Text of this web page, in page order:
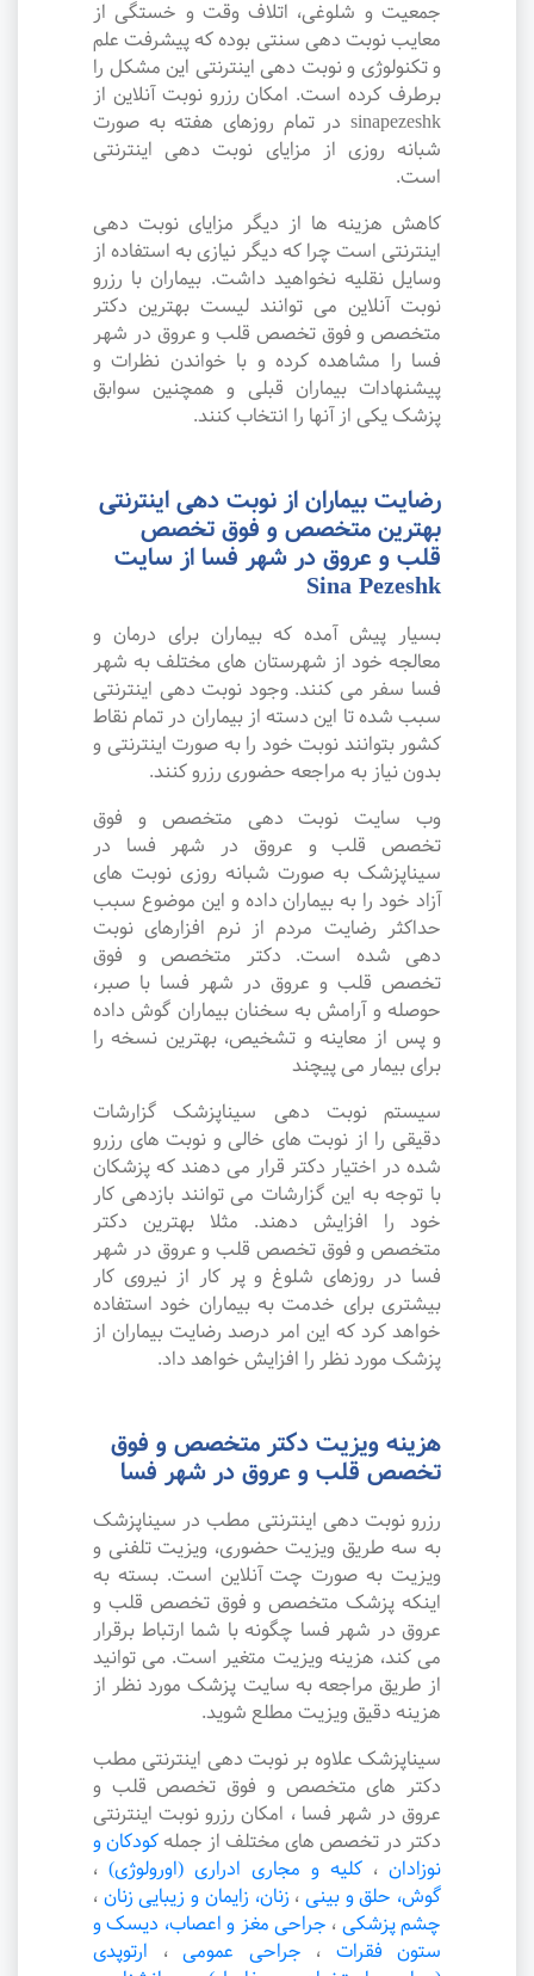
جمعیت و شلوغی، اتلاف وقت و خستگی از
معایب نوبت دهی سنتی بوده که پیشرفت علم
و تکنولوژی و نوبت دهی اینترنتی این مشکل را
برطرف کرده است. امکان رزرو نوبت آنلاین از
sinapezeshk در تمام روزهای هفته به صورت
شبانه روزی از مزایای نوبت دهی اینترنتی
است.
کاهش هزینه ها از دیگر مزایای نوبت دهی
اینترنتی است چرا که دیگر نیازی به استفاده از
وسایل نقلیه نخواهید داشت. بیماران با رزرو
نوبت آنلاین می توانند لیست بهترین دکتر
متخصص و فوق تخصص قلب و عروق در شهر
فسا را مشاهده کرده و با خواندن نظرات و
پیشنهادات بیماران قبلی و همچنین سوابق
پزشک یکی از آنها را انتخاب کنند.
رضایت بیماران از نوبت دهی اینترنتی
بهترین متخصص و فوق تخصص
قلب و عروق در شهر فسا از سایت
Sina Pezeshk
بسیار پیش آمده که بیماران برای درمان و
معالجه خود از شهرستان های مختلف به شهر
فسا سفر می کنند. وجود نوبت دهی اینترنتی
سبب شده تا این دسته از بیماران در تمام نقاط
کشور بتوانند نوبت خود را به صورت اینترنتی و
بدون نیاز به مراجعه حضوری رزرو کنند.
وب سایت نوبت دهی متخصص و فوق
تخصص قلب و عروق در شهر فسا در
سیناپزشک به صورت شبانه روزی نوبت های
آزاد خود را به بیماران داده و این موضوع سبب
حداکثر رضایت مردم از نرم افزارهای نوبت
دهی شده است. دکتر متخصص و فوق
تخصص قلب و عروق در شهر فسا با صبر،
حوصله و آرامش به سخنان بیماران گوش داده
و پس از معاینه و تشخیص، بهترین نسخه را
برای بیمار می پیچند
سیستم نوبت دهی سیناپزشک گزارشات
دقیقی را از نوبت های خالی و نوبت های رزرو
شده در اختیار دکتر قرار می دهند که پزشکان
با توجه به این گزارشات می توانند بازدهی کار
خود را افزایش دهند. مثلا بهترین دکتر
متخصص و فوق تخصص قلب و عروق در شهر
فسا در روزهای شلوغ و پر کار از نیروی کار
بیشتری برای خدمت به بیماران خود استفاده
خواهد کرد که این امر درصد رضایت بیماران از
پزشک مورد نظر را افزایش خواهد داد.
هزینه ویزیت دکتر متخصص و فوق
تخصص قلب و عروق در شهر فسا
رزرو نوبت دهی اینترنتی مطب در سیناپزشک
به سه طریق ویزیت حضوری، ویزیت تلفنی و
ویزیت به صورت چت آنلاین است. بسته به
اینکه پزشک متخصص و فوق تخصص قلب و
عروق در شهر فسا چگونه با شما ارتباط برقرار
می کند، هزینه ویزیت متغیر است. می توانید
از طریق مراجعه به سایت پزشک مورد نظر از
هزینه دقیق ویزیت مطلع شوید.
سیناپزشک علاوه بر نوبت دهی اینترنتی مطب
دکتر های متخصص و فوق تخصص قلب و
عروق در شهر فسا ، امکان رزرو نوبت اینترنتی
دکتر در تخصص های مختلف از جملهکودکان و
نوزادان ، کلیه و مجاری ادراری (اورولوژی) ،
گوش، حلق و بینی ، زنان، زایمان و زیبایی زنان ،
چشم پزشکی ، جراحی مغز و اعصاب، دیسک و
ستون فقرات ، جراحی عمومی ، ارتوپدی